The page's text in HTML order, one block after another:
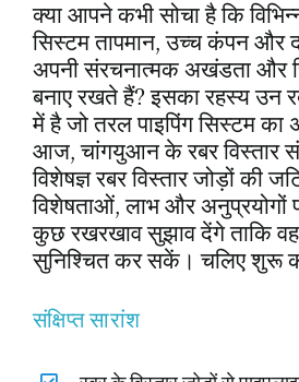
क्या आपने कभी सोचा है कि
सिस्टम तापमान, उच्च कंपन और
अपनी संरचनात्मक अखंडता और
बनाए रखते हैं? इसका रहस्य उन
में है जो तरल पाइपिंग सिस्टम का
आज, चांगयुआन के रबर विस्तार
विशेषज्ञ रबर विस्तार जोड़ों की
विशेषताओं, लाभ और अनुप्रयोगों
कुछ रखरखाव सुझाव देंगे ताकि वह
सुनिश्चित कर सकें। चलिए शुरू
संक्षिप्त सारांश